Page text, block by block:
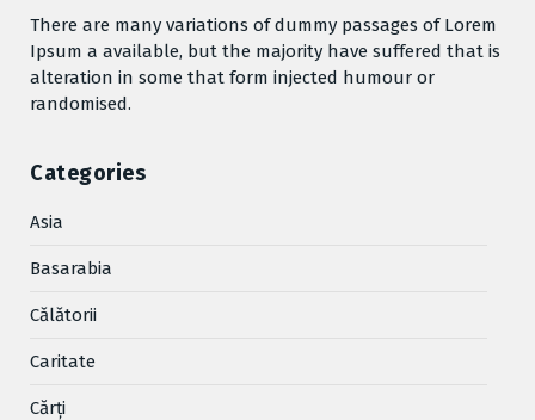
There are many variations of dummy passages of Lorem
Ipsum a available, but the majority have suffered that is
alteration in some that form injected humour or
randomised.
Categories
Asia
Basarabia
Cǎlǎtorii
Caritate
Cărţi